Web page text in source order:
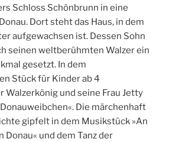
Schloss Schönbrunn in eine
Dort steht das Haus, in dem
aufgewachsen ist. Dessen Sohn
seinen weltberühmten Walzer ein
gesetzt. In dem
Stück für Kinder ab 4
Walzerkönig und seine Frau Jetty
Die märchenhaft
gipfelt in dem Musikstück »An
Donau« und dem Tanz der